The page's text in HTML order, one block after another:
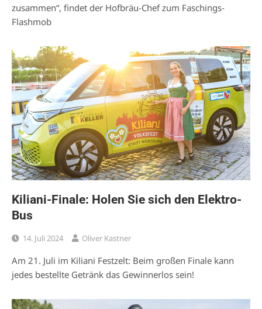
zusammen“, findet der Hofbräu-Chef zum Faschings-
Flashmob
Kiliani-Finale: Holen Sie sich den Elektro-
Bus
14. Juli 2024 Oliver Kastner
Am 21. Juli im Kiliani Festzelt: Beim großen Finale kann
jedes bestellte Getränk das Gewinnerlos sein!